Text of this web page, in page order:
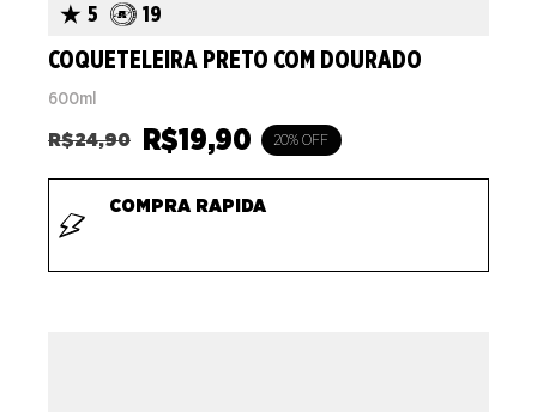
5 19
COQUETELEIRA PRETO COM DOURADO
600ml
R$24,90 R$19,90 20% OFF
COMPRA RAPIDA